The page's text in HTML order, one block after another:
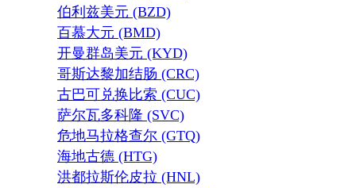
伯利兹美元 (BZD)
百慕大元 (BMD)
开曼群岛美元 (KYD)
哥斯达黎加结肠 (CRC)
古巴可兑换比索 (CUC)
萨尔瓦多科隆 (SVC)
危地马拉格查尔 (GTQ)
海地古德 (HTG)
洪都拉斯伦皮拉 (HNL)